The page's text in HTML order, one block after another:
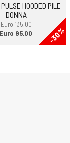
HOODED PILE
DONNA
Euro 135,00
-30%
Euro 95,00